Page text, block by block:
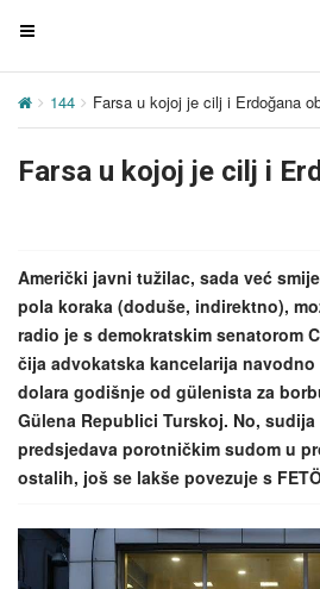
T
g
e
i
g
a
t
i
o
n
144 Farsa u kojoj je cilj i Erdoğana
Farsa u kojoj je cilj i
Američki javni tužilac, sada već
pola koraka (doduše, indirektno),
radio je s demokratskim senatorom
čija advokatska kancelarija
dolara godišnje od gülenista za
Gülena Republici Turskoj. No,
predsjedava porotničkim sudom u
ostalih, još se lakše povezuje s